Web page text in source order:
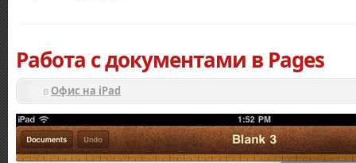
Работа с документами в Pages
в Офис на iPad